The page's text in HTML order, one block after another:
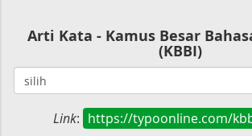
Arti Kata - Kamus Besar
(KBBI)
Link: https://typoonline.com/